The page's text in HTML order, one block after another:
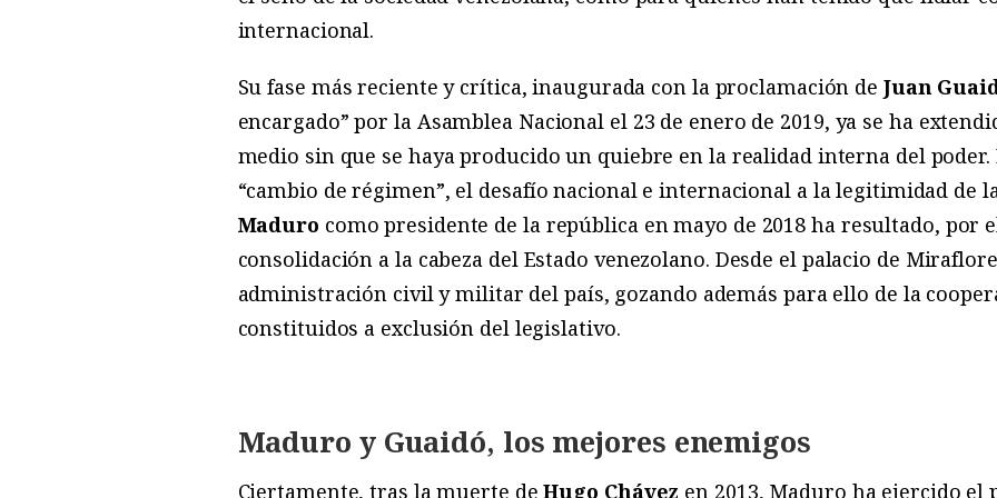
internacional.
Su fase más reciente y crítica, inaugurada con la proclamación de Juan
encargado” por la Asamblea Nacional el 23 de enero de 2019, ya se ha
medio sin que se haya producido un quiebre en la realidad interna del
“cambio de régimen”, el desafío nacional e internacional a la legitimidad de
Maduro como presidente de la república en mayo de 2018 ha resultado, por
consolidación a la cabeza del Estado venezolano. Desde el palacio de
administración civil y militar del país, gozando además para ello de la
constituidos a exclusión del legislativo.
Maduro y Guaidó, los mejores enemigos
Ciertamente, tras la muerte deHugo Chávez en 2013, Maduro ha ejercido el